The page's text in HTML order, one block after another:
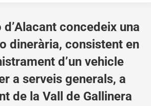
concedeix una
dinerària, consistent en
d’un vehicle
a serveis generals, a
de la Vall de Gallinera